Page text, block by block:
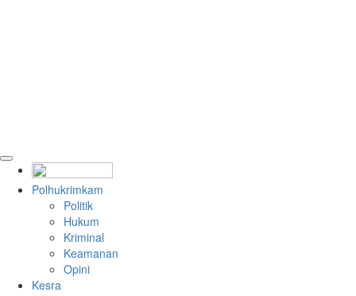
Polhukrimkam
Politik
Hukum
Kriminal
Keamanan
Opini
Kesra